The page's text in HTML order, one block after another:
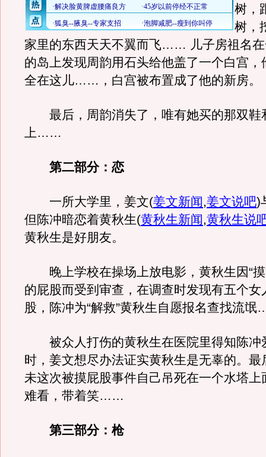
树，
树，
家里的东西天天不翼而飞…… 儿子房祖名
的岛上发现周韵用石头给他盖了一个白宫，
全在这儿……，白宫被布置成了他的新房。
最后，周韵消失了，唯有她买的那双鞋
上……
第二部分：恋
一所大学里，姜文(姜文新闻,姜文说吧)
但陈冲暗恋着黄秋生(黄秋生新闻,黄秋生说
黄秋生是好朋友。
晚上学校在操场上放电影，黄秋生因“摸
的屁股而受到审查，在调查时发现有五个女
股，陈冲为“解救”黄秋生自愿报名查找流
被众人打伤的黄秋生在医院里得知陈冲
时，姜文想尽办法证实黄秋生是无辜的。最
未这次被摸屁股事件自己吊死在一个水塔上
难看，带着笑……
第三部分：枪